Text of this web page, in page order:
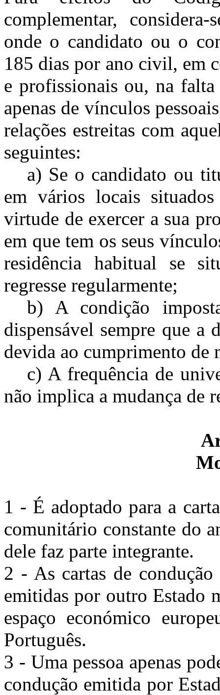
complementar,
onde o candidato ou o
185 dias por ano civil, em
e profissionais ou, na falta
apenas de vínculos
relações estreitas com
seguintes:
a) Se o candidato ou
em vários locais
virtude de exercer a sua
em que tem os seus
residência habitual se
regresse regularmente;
b) A condição
dispensável sempre que a
devida ao cumprimento de
c) A frequência de
não implica a mudança de
1 - É adoptado para a
comunitário constante do
dele faz parte integrante.
2 - As cartas de
emitidas por outro Estado
espaço económico
Português.
3 - Uma pessoa apenas
condução emitida por